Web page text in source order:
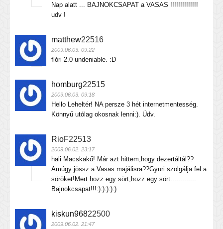
Nap alatt ... BAJNOKCSAPAT a VASAS !!!!!!!!!!!!!!
udv !
matthew22516
2009.06.03. 09:22
flóri 2.0 undeniable. :D
homburg22515
2009.06.03. 09:18
Hello Leheltér! NA persze 3 hét internetmentesség.
Könnyű utólag okosnak lenni:). Üdv.
RioF22513
2009.06.02. 23:17
hali Macskakő! Már azt hittem,hogy dezertáltál??
Amúgy jössz a Vasas majálisra??Gyuri szolgálja fel a
söröket!Mert hozz egy sört,hozz egy sört.............
Bajnokcsapat!!!:):):):):)
kiskun96822500
2009.06.02. 21:47